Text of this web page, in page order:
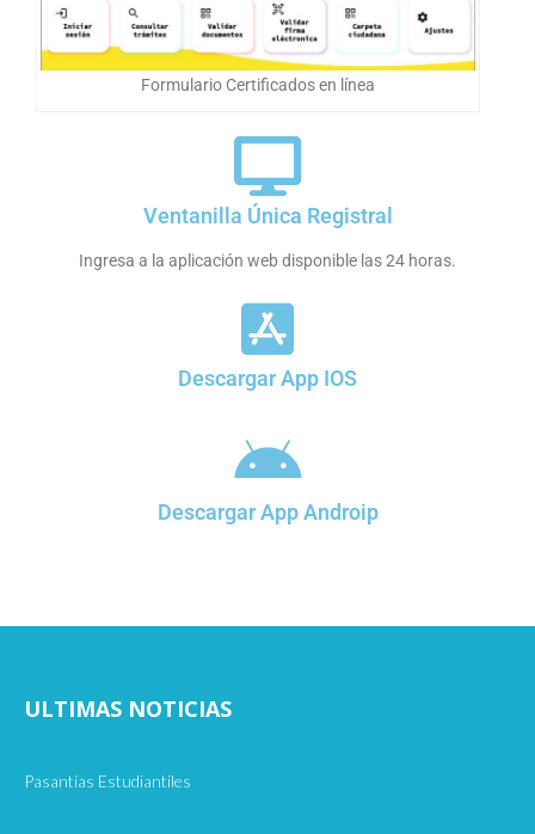
Formulario Certificados en línea
Ventanilla Única Registral
Ingresa a la aplicación web disponible las 24 horas.
Descargar App IOS
Descargar App Androip
ULTIMAS NOTICIAS
Pasantías Estudiantiles